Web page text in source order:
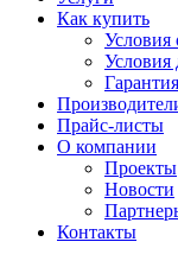
Как купить
Условия
Условия
Прайс-листы
О компании
Проекты
Новости
Контакты